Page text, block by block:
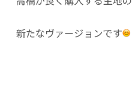
新たなヴァージョンです